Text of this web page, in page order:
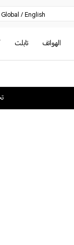
Global / English
الهواتف تابلت